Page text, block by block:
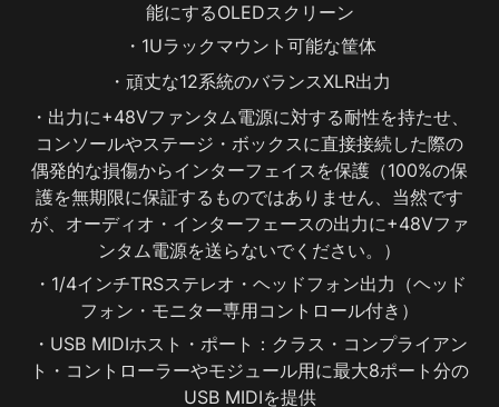
能にするOLEDスクリーン
・1Uラックマウント可能な筐体
・頑丈な12系統のバランスXLR出力
・出力に+48Vファンタム電源に対する耐性を持たせ、
コンソールやステージ・ボックスに直接接続した際の
偶発的な損傷からインターフェイスを保護（100%の保
護を無期限に保証するものではありません、当然です
が、オーディオ・インターフェースの出力に+48Vファ
ンタム電源を送らないでください。）
・1/4インチTRSステレオ・ヘッドフォン出力（ヘッド
フォン・モニター専用コントロール付き）
・USB MIDIホスト・ポート：クラス・コンプライアン
ト・コントローラーやモジュール用に最大8ポート分の
USB MIDIを提供